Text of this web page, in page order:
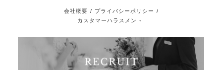
会社概要 / プライバシーポリシー /
カスタマーハラスメント